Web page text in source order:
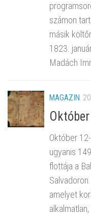
számon
másik
1823.
Madách
MAGAZIN
Október
ugyanis
flottája a
amelyet